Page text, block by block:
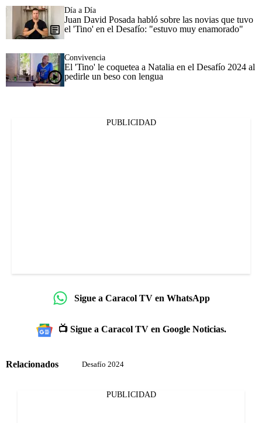
Día a Día
Juan David Posada habló sobre las novias que tuvo
el 'Tino' en el Desafío: "estuvo muy enamorado"
Convivencia
El 'Tino' le coquetea a Natalia en el Desafío 2024 al
pedirle un beso con lengua
PUBLICIDAD
Sigue a Caracol TV en WhatsApp
📺 Sigue a Caracol TV en Google Noticias.
Relacionados Desafío 2024
PUBLICIDAD